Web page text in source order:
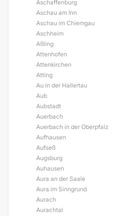
Aschaffenburg
Aschau am Inn
Aschau im Chiemgau
Aschheim
Aßling
Attenhofen
Attenkirchen
Atting
Au in der Hallertau
Aub
Aubstadt
Auerbach
Auerbach in der Oberpfalz
Aufhausen
Aufseß
Augsburg
Auhausen
Aura an der Saale
Aura im Sinngrund
Aurach
Aurachtal